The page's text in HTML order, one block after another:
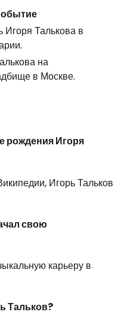
Игоря Талькова в
на
в Москве.
рождения Игоря
Игорь Тальков
свою
карьеру в
Тальков?